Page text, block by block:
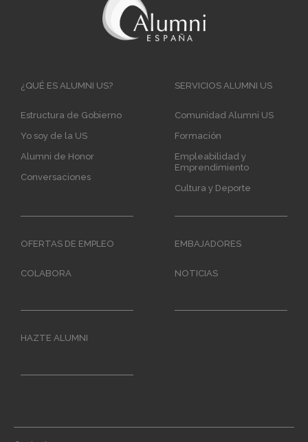
Main
¿QUÉ ES ALUMNI US?
Estructura de Gobierno
Yo soy de la US
Alumni de Honor
Conversaciones
SERVICIOS ALUMNI US
Comunidad Alumni US
Formación
Empleabilidad y
Emprendimiento
Cultura y Deporte
OFERTAS DE EMPLEO EMBAJADORES
COLABORA NOTICIAS
HAZTE ALUMNI